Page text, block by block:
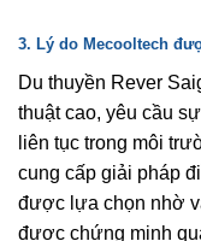
3. Lý do Mecooltech
Du thuyền Rever
thuật cao, yêu cầu
liên tục trong môi
cung cấp giải pháp
được lựa chọn nhờ
được chứng minh